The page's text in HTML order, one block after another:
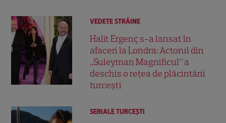
VEDETE STRĂINE
Halit Ergenç s-a lansat în
afaceri la Londra: Actorul din
„Suleyman Magnificul” a
deschis o rețea de plăcintării
turcești
SERIALE TURCEŞTI